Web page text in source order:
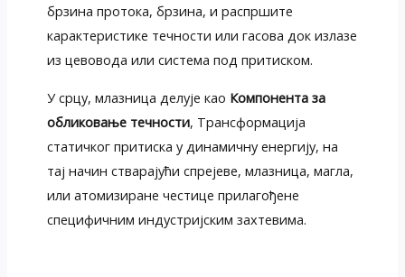
брзина протока, брзина, и распршите
карактеристике течности или гасова док излазе
из цевовода или система под притиском.
У срцу, млазница делује као Компонента за
обликовање течности, Трансформација
статичког притиска у динамичну енергију, на
тај начин стварајући спрејеве, млазница, магла,
или атомизиране честице прилагођене
специфичним индустријским захтевима.